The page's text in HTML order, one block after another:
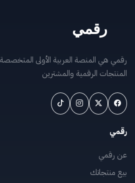
رقمي هي المنصة العربية الأولى المتخصصة
المنتجات الرقمية والمشترين
رقمي
عن رقمي
بيع منتجاتك